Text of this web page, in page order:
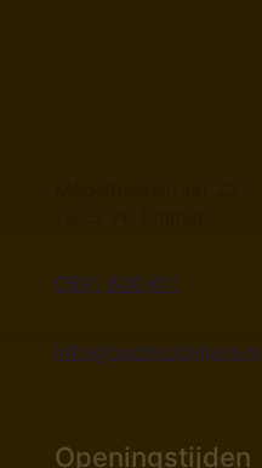
0591 630 611
info@badmiddeljans.nl
Openingstijden